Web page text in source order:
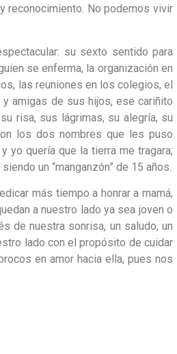
reconocimiento. No podemos vivir
su sexto sentido para
se enferma, la organización en
las reuniones en los colegios, el
amigas de sus hijos, ese cariñito
risa, sus lágrimas, su alegría, su
los dos nombres que les puso
yo quería que la tierra me tragara;
un “manganzón” de 15 años.
más tiempo a honrar a mamá,
a nuestro lado ya sea joven o
de nuestra sonrisa, un saludo, un
lado con el propósito de cuidar
en amor hacia ella, pues nos